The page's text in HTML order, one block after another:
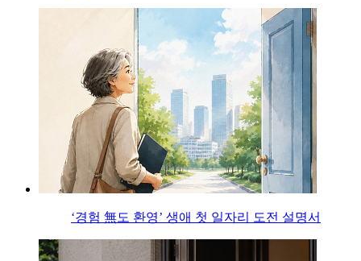
‘경험 無도 환영’ 생애 첫 일자리 도전 설명서